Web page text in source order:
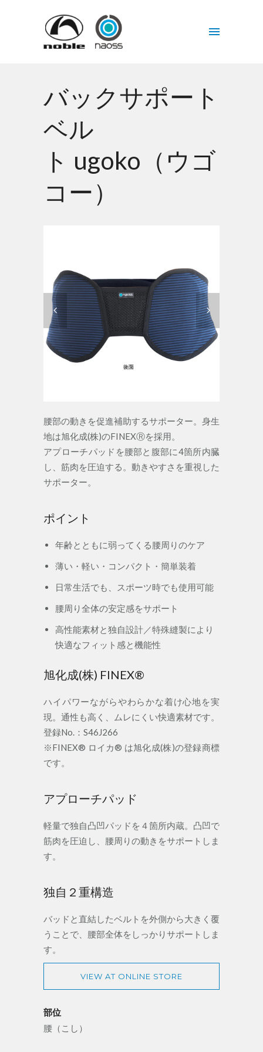
バックサポート
ベル
ト ugoko （ウゴ
コー）
腰部の動きを促進補助するサポーター。身生
地は旭化成(株)のFINEXⓇを採用。
アプローチパッドを腰部と腹部に4箇所内臓
し、筋肉を圧迫する。動きやすさを重視した
サポーター。
ポイント
年齢とともに弱ってくる腰周りのケア
薄い・軽い・コンパクト・簡単装着
日常生活でも、スポーツ時でも使用可能
腰周り全体の安定感をサポート
高性能素材と独自設計／特殊縫製により
快適なフィット感と機能性
旭化成(株) FINEX®
ハイパワーながらやわらかな着け心地を実
現。通性も高く、ムレにくい快適素材です。
登録No.：S46J266
※FINEX® ロイカ® は旭化成(株)の登録商標
です。
アプローチパッド
軽量で独自凸凹パッドを４箇所内蔵。凸凹で
筋肉を圧迫し、腰周りの動きをサポートしま
す。
独自２重構造
バッドと直結したベルトを外側から大きく覆
うことで、腰部全体をしっかりサポートしま
す。
VIEW AT ONLINE STORE
部位
腰（こし）